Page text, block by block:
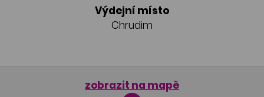
Výdejní místo
Chrudim
zobrazit na mapě